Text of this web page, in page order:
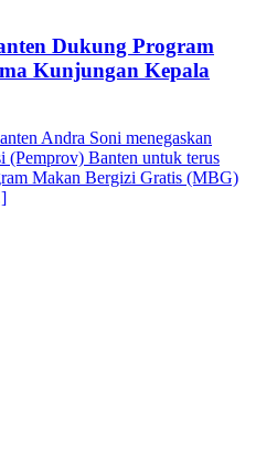
Dukung Program
Kunjungan Kepala
Andra Soni menegaskan
(Pemprov) Banten untuk terus
Makan Bergizi Gratis (MBG)